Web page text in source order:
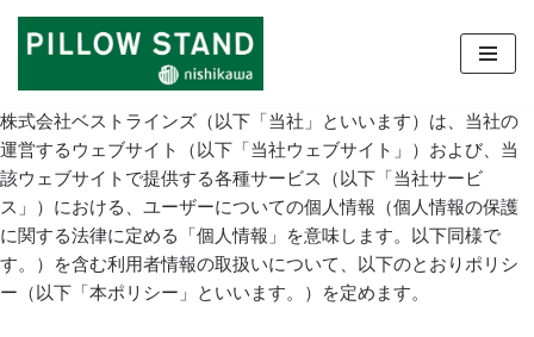
ン
テ
ン
ツ
へ
ス
キ
ッ
株式会社ベストラインズ（以下「当社」といいます）は、当社の
運営するウェブサイト（以下「当社ウェブサイト」）および、当
該ウェブサイトで提供する各種サービス（以下「当社サービ
ス」）における、ユーザーについての個人情報（個人情報の保護
に関する法律に定める「個人情報」を意味します。以下同様で
す。）を含む利用者情報の取扱いについて、以下のとおりポリシ
ー（以下「本ポリシー」といいます。）を定めます。